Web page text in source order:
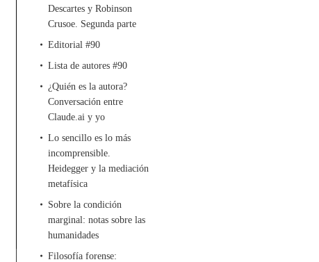
Descartes y Robinson
Crusoe. Segunda parte
Editorial #90
Lista de autores #90
¿Quién es la autora?
Conversación entre
Claude.ai y yo
Lo sencillo es lo más
incomprensible.
Heidegger y la mediación
metafísica
Sobre la condición
marginal: notas sobre las
humanidades
Filosofía forense: